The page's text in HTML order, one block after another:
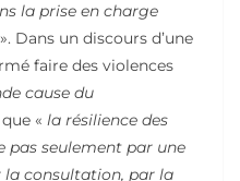
la prise en charge
». Dans un discours d’une
faire des violences
cause du
« la résilience des
pas seulement par une
consultation, par la